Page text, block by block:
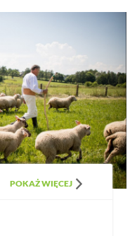
POKAŻ WIĘCEJ